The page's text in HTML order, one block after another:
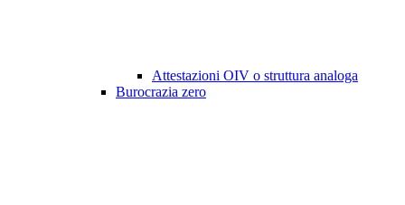
Attestazioni OIV o struttura analoga
Burocrazia zero